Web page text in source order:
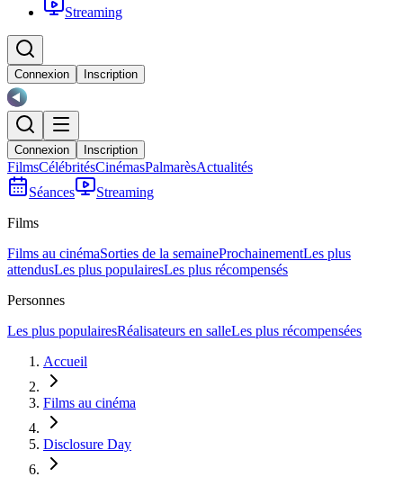
Streaming
Connexion Inscription
Connexion Inscription
FilmsCélébritésCinémasPalmarèsActualités
Séances
Streaming
Films
Films au cinémaSorties de la semaineProchainementLes plus
attendusLes plus populairesLes plus récompensés
Personnes
Les plus populairesRéalisateurs en salleLes plus récompensées
Accueil
Films au cinéma
Disclosure Day